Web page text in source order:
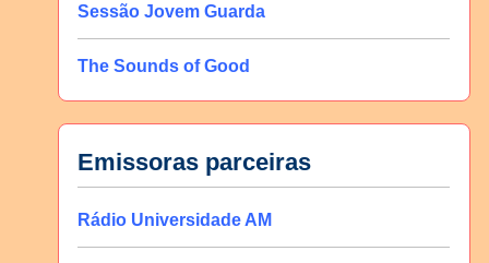
Sessão Jovem Guarda
The Sounds of Good
Emissoras parceiras
Rádio Universidade AM